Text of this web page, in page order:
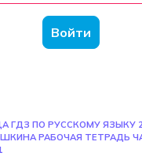
Войти
ГДЗ ПО РУССКОМУ ЯЗЫКУ
РАБОЧАЯ ТЕТРАДЬ